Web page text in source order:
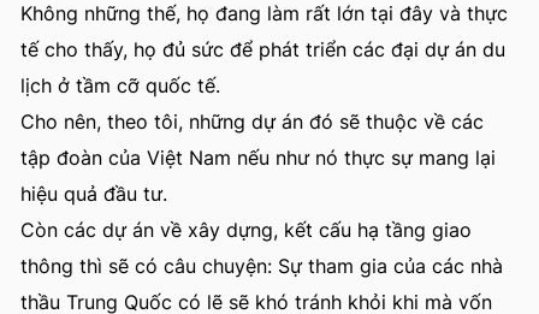
Không những thế, họ đang làm rất lớn tại đây và thực
tế cho thấy, họ đủ sức để phát triển các đại dự án du
lịch ở tầm cỡ quốc tế.
Cho nên, theo tôi, những dự án đó sẽ thuộc về các
tập đoàn của Việt Nam nếu như nó thực sự mang lại
hiệu quả đầu tư.
Còn các dự án về xây dựng, kết cấu hạ tầng giao
thông thì sẽ có câu chuyện: Sự tham gia của các nhà
thầu Trung Quốc có lẽ sẽ khó tránh khỏi khi mà vốn